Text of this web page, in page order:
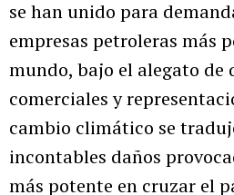
se han unido para
empresas petroleras más
mundo, bajo el alegato de
comerciales y
cambio climático se
incontables daños
más potente en cruzar el